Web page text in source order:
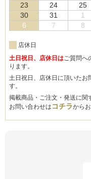
23
24 25
30
31 1
6
7 8
店休日
土日祝日、店休日はご質問へ
ります。
土日祝日、店休日に頂いたお
す。
掲載商品・ご注文・発送に関
お問い合わせは コチラから